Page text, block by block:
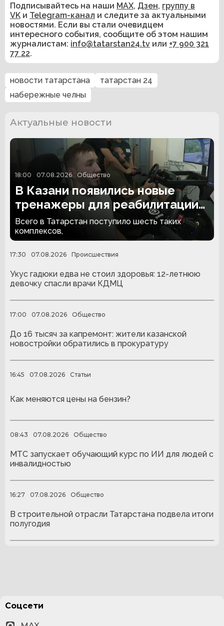
Подписывайтесь на наши MAX, Дзен, группу в
VK и Telegram-канал и следите за актуальными
новостями. Если вы стали очевидцем
интересного события, сообщите об этом нашим
журналистам: info@tatarstan24.tv или +7 900 321
77 22.
новости татарстана
татарстан 24
набережные челны
Актуальные новости
18:00 07.08.2026 Общество
В Казани появились новые
тренажеры для реабилитации
людей с ампутациями
Всего в Татарстан поступило шесть таких
комплексов,
17:30 07.08.2026 Происшествия
Укус гадюки едва не стоил здоровья: 12-летнюю
девочку спасли врачи КДМЦ
17:00 07.08.2026 Общество
До 16 тысяч за капремонт: жители казанской
новостройки обратились в прокуратуру
16:45 07.08.2026 Статьи
Как меняются цены на бензин?
08:43 07.08.2026 Общество
МТС запускает обучающий курс по ИИ для людей с
инвалидностью
16:27 07.08.2026 Общество
В строительной отрасли Татарстана подвела итоги
полугодия
Соцсети